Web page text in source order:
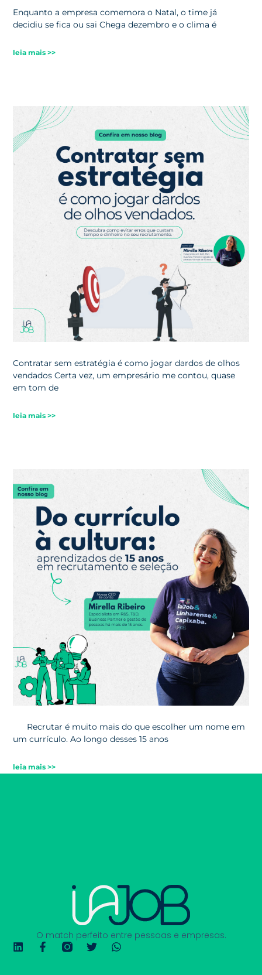
Enquanto a empresa comemora o Natal, o time já
decidiu se fica ou sai Chega dezembro e o clima é
leia mais >>
Contratar sem estratégia é como jogar dardos de olhos
vendados Certa vez, um empresário me contou, quase
em tom de
leia mais >>
Recrutar é muito mais do que escolher um nome em
um currículo. Ao longo desses 15 anos
leia mais >>
O match perfeito entre pessoas e empresas.